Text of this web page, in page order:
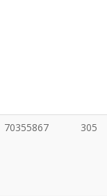
анхан
хэргийн
газар
70355867 305